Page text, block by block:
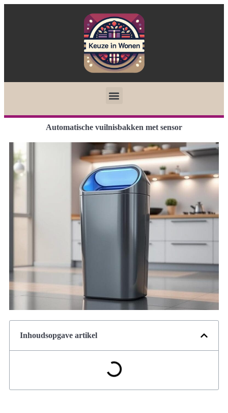
Automatische vuilnisbakken met sensor
Inhoudsopgave artikel